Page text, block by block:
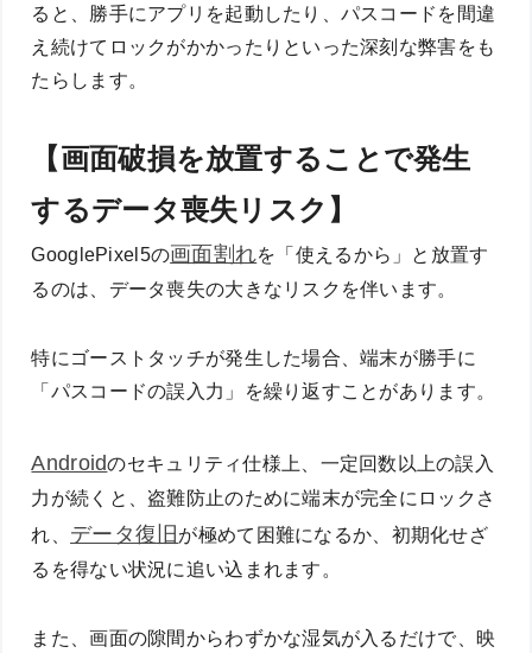
ると、勝手にアプリを起動したり、パスコードを間違
え続けてロックがかかったりといった深刻な弊害をも
たらします。
【画面破損を放置することで発生
するデータ喪失リスク】
GooglePixel5の画面割れを「使えるから」と放置す
るのは、データ喪失の大きなリスクを伴います。
特にゴーストタッチが発生した場合、端末が勝手に
「パスコードの誤入力」を繰り返すことがあります。
Androidのセキュリティ仕様上、一定回数以上の誤入
力が続くと、盗難防止のために端末が完全にロックさ
れ、 データ復旧 が極めて困難になるか、初期化せざ
るを得ない状況に追い込まれます。
また、画面の隙間からわずかな湿気が入るだけで、映